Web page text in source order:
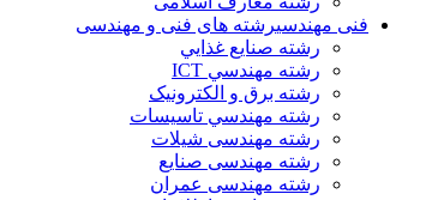
فنی مهندسیرشته های فنی و مهندسی
رشته صنايع غذايي
رشته مهندسي ICT
رشته برق و الکترونيک
رشته مهندسي تاسيسات
رشته مهندسی شیلات
رشته مهندسی صنایع
رشته مهندسی عمران